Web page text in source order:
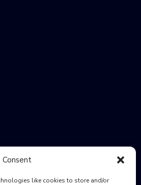
Consent
like cookies to store and/or